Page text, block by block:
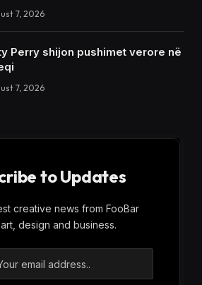
7, 2026
Perry shijon pushimet verore në
7, 2026
to Updates
creative news from FooBar
design and business.